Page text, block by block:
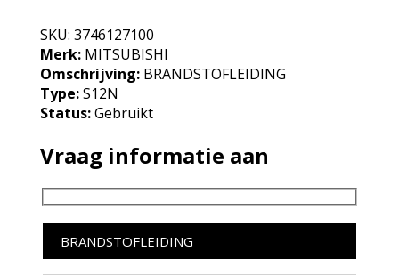
SKU: 3746127100
Merk:MITSUBISHI
Omschrijving:BRANDSTOFLEIDING
Type:S12N
Status:Gebruikt
Vraag informatie aan